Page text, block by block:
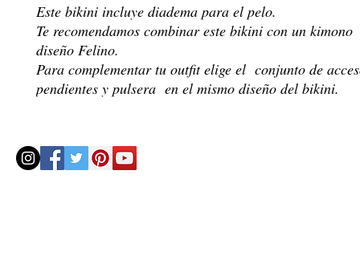
Este bikini incluye diadema para el pelo.
Te recomendamos combinar este bikini con un
diseño Felino.
Para complementar tu outfit elige el conjunto de
pendientes y pulsera en el mismo diseño del bikini.